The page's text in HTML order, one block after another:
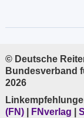
© Deutsche
Bundesverband
2026
(FN)
FNverlag